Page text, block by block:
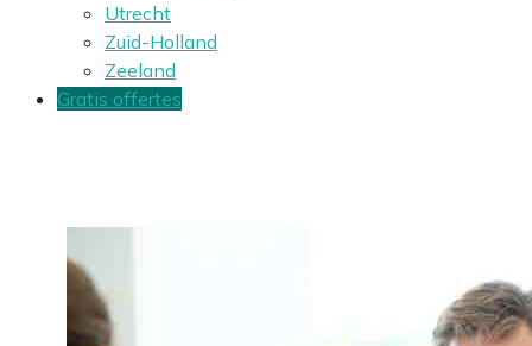
Utrecht
Zuid-Holland
Zeeland
Gratis offertes